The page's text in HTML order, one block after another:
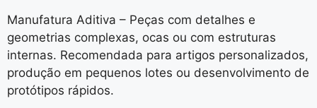
Manufatura Aditiva – Peças com detalhes e
geometrias complexas, ocas ou com estruturas
internas. Recomendada para artigos personalizados,
produção em pequenos lotes ou desenvolvimento de
protótipos rápidos.